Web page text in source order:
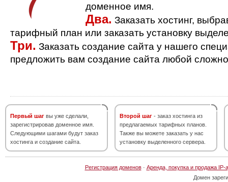
доменное имя.
Два. Заказать хостинг,
тарифный план или заказать установку
Три. Заказать создание сайта у нашего
предложить вам создание сайта любой
Первый шаг вы уже сделали,
зарегистрировав доменное имя.
Следующими шагами будут заказ
хостинга и создание сайта.
Второй шаг - заказ хостинга из
предлагаемых тарифных планов.
Также вы можете заказать у нас
установку выделенного сервера.
Регистрация доменов· Аренда, покупка и продажа IP-
Домен